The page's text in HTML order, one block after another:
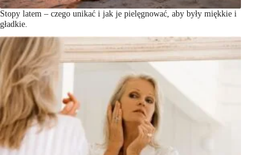
Stopy latem – czego unikać i jak je pielęgnować, aby były miękkie i
gładkie.